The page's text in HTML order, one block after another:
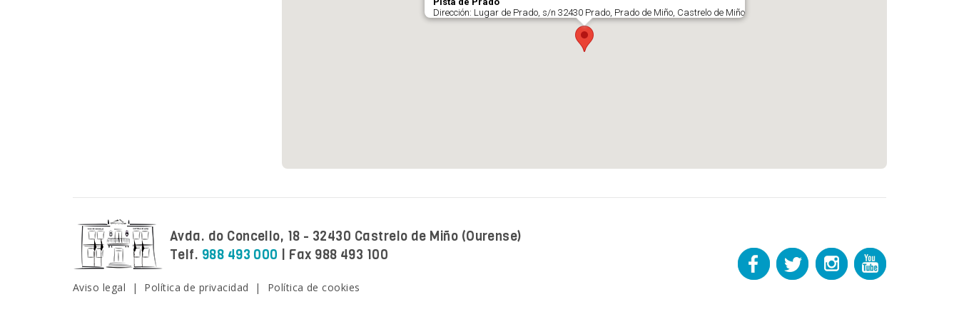
Avda. do Concello, 18 - 32430 Castrelo de Miño (Ourense)
Telf. 988 493 000 | Fax 988 493 100
Aviso legal | Política de privacidad | Política de cookies
Twitter InstagramYoutube